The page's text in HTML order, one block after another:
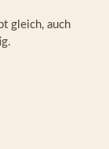
gleich, auch